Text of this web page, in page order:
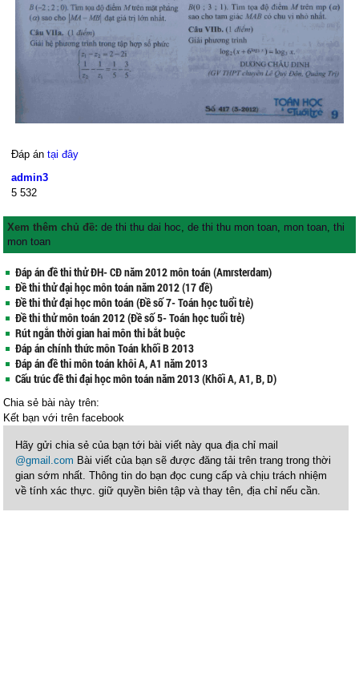
Đáp ántại đây
admin3
5 532
Xem thêm chủ đề:de thi thu dai hoc ,de thi thu mon toan mon toan ,thi
mon toan
Đáp án đề thi thử ĐH- CĐ năm 2012 môn toán (Amrsterdam)
Đề thi thử đại học môn toán năm 2012 (17 đề)
Đề thi thử đại học môn toán (Đề số 7- Toán học tuổi trẻ)
Đề thi thử môn toán 2012 (Đề số 5- Toán học tuổi trẻ)
Rút ngắn thời gian hai môn thi bắt buộc
Đáp án chính thức môn Toán khối B 2013
Đáp án đề thi môn toán khôi A, A1 năm 2013
Cấu trúc đề thi đại học môn toán năm 2013 (Khối A, A1, B, D)
Chia sẻ bài này trên:
Kết bạn vớitrên facebook
Hãy gửi chia sẻ của bạn tới bài viết này qua địa chỉ mail
@gmail.com Bài viết của bạn sẽ được đăng tải trên trang trong thời
gian sớm nhất. Thông tin do bạn đọc cung cấp và chịu trách nhiệm
về tính xác thực. giữ quyền biên tập và thay tên, địa chỉ nếu cần.